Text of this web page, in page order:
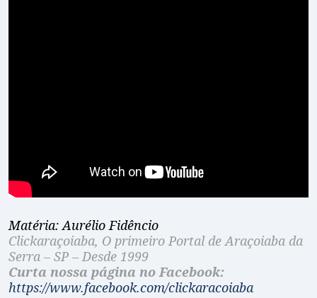
Matéria: Aurélio Fidêncio
Clickaraçoiaba, O primeiro Portal de Araçoiaba da
Serra – SP – Desde 1999
Curta nossa página no Facebook:
https://www.facebook.com/clickaracoiaba